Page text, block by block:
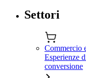
Settori
Commercio
Esperienze
conversione